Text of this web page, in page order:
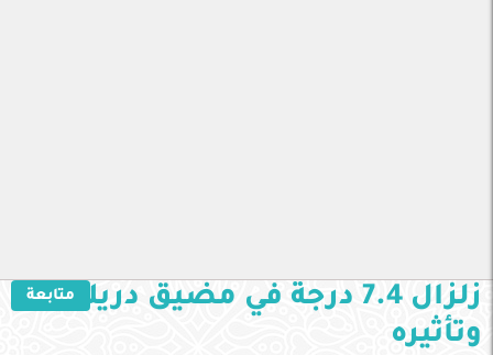
زلزال 7.4 درجة في مضيق دريك
وتأثيره
متابعة